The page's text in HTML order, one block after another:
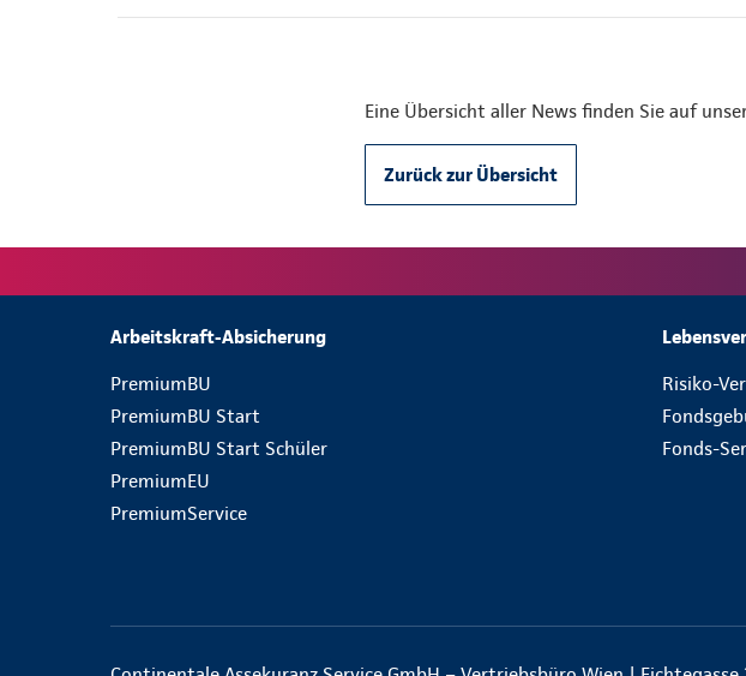
Eine Übersicht aller News finden Sie auf
Zurück zur Übersicht
Arbeitskraft-Absicherung
PremiumBU
PremiumBU Start
PremiumBU Start Schüler
PremiumEU
PremiumService
Risiko-
Fonds-